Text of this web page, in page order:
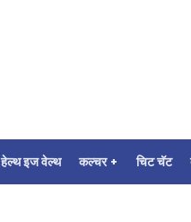
हेल्थ इज वेल्थ कल्चर + चिट चॅट